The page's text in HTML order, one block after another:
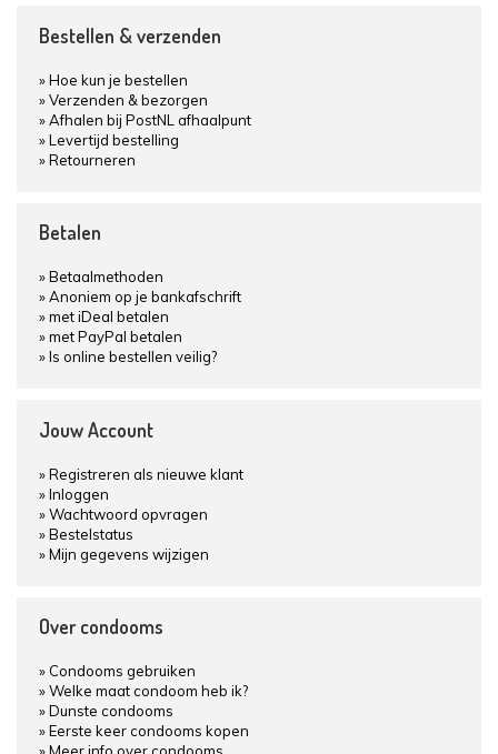
Bestellen & verzenden
Hoe kun je bestellen
Verzenden & bezorgen
Afhalen bij PostNL afhaalpunt
Levertijd bestelling
Retourneren
Betalen
Betaalmethoden
Anoniem op je bankafschrift
met iDeal betalen
met PayPal betalen
Is online bestellen veilig?
Jouw Account
Registreren als nieuwe klant
Inloggen
Wachtwoord opvragen
Bestelstatus
Mijn gegevens wijzigen
Over condooms
Condooms gebruiken
Welke maat condoom heb ik?
Dunste condooms
Eerste keer condooms kopen